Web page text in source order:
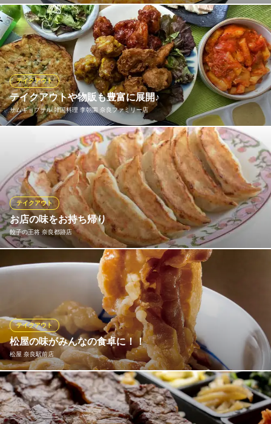
揚げたてのとんかつ専門店のお弁当をご家庭でもどうぞ。お電話
でもご注文承ります。
松乃家 奈良駅前店
とんかつ
ＪＲ奈良駅 徒歩2分
奈良県奈良市大宮町1-1-10 梢ビル
テイクアウトや物販も豊富に展開♪
サムギョプサル 韓国料理 李朝園 奈良ファミリー店
テイクアウト
「李朝園の味をおうちでも味わいたい！」そんな方でも安心♪お弁
当や一品料理などのお持ち帰りメニューをご用意しております★
話題のUberEatsや出前館にも掲載中です！お家でも韓国気分をお
楽しみください！
サムギョプサル 韓国料理 李朝園 奈良ファミリー店
奈良焼肉韓国料理飲み会
近鉄奈良線大和西大寺駅 徒歩5分
奈良県奈良市西大寺東町2-4-1 ならファミリー6F
お店の味をお持ち帰り
餃子の王将 奈良都跡店
テイクアウト
餃子の王将メニューがお持ち帰り出来ます。 ※店舗によりメニュ
ーが異なりますので、詳しくは店舗へお問い合わせ下さい。
餃子の王将 奈良都跡店
中華レストラン
近鉄橿原線尼ヶ辻駅 徒歩8分
奈良県奈良市四条大路5-1-53
松屋の味がみんなの食卓に！！
松屋 奈良駅前店
テイクアウト
健康で豊かな食生活を応援する松屋では、一部のメニューをのぞ
き「できたて」をその場でお持ち帰りいただけます。 朝食・ラン
チタイム・夕飯や夜食など、いろいろなシーンに合わせてぜひご